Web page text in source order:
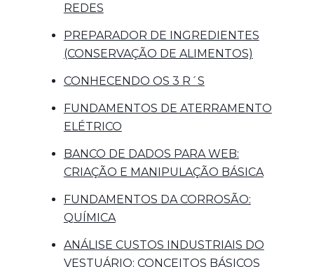
REDES
PREPARADOR DE INGREDIENTES
(CONSERVAÇÃO DE ALIMENTOS)
CONHECENDO OS 3 R´S
FUNDAMENTOS DE ATERRAMENTO
ELÉTRICO
BANCO DE DADOS PARA WEB:
CRIAÇÃO E MANIPULAÇÃO BÁSICA
FUNDAMENTOS DA CORROSÃO:
QUÍMICA
ANÁLISE CUSTOS INDUSTRIAIS DO
VESTUÁRIO: CONCEITOS BÁSICOS